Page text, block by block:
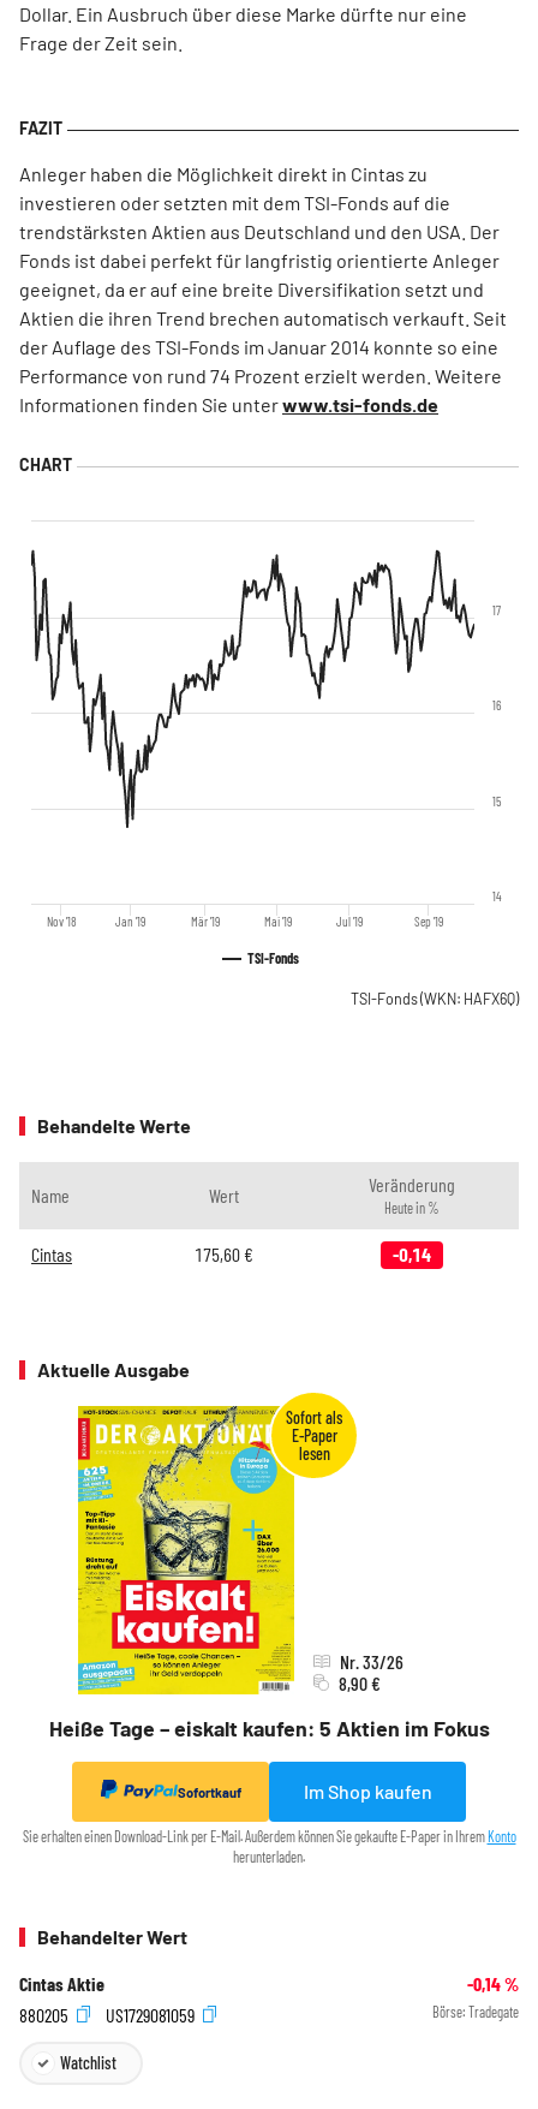
Dollar. Ein Ausbruch über diese Marke dürfte nur eine
Frage der Zeit sein.
Anleger haben die Möglichkeit direkt in Cintas zu
investieren oder setzten mit dem TSI-Fonds auf die
trendstärksten Aktien aus Deutschland und den USA. Der
Fonds ist dabei perfekt für langfristig orientierte Anleger
geeignet, da er auf eine breite Diversifikation setzt und
Aktien die ihren Trend brechen automatisch verkauft. Seit
der Auflage des TSI-Fonds im Januar 2014 konnte so eine
Performance von rund 74 Prozent erzielt werden. Weitere
Informationen finden Sie unterwww.tsi-fonds.de
TSI-Fonds
Nov '18 Jan '19 Mär '19 Mai '19 Jul '19 Sep '19
14
15
16
17
TSI-Fonds(WKN: HAFX6Q)
Behandelte Werte
Name Wert Veränderung
Heute in %
Cintas 175,60 € -0,14
Aktuelle Ausgabe
Heiße Tage – eiskalt kaufen: 5 Aktien im Fokus
Nr. 33/26
8,90 €
Sofortkauf Im Shop kaufen
Sie erhalten einen Download-Link per E-Mail. Außerdem können Sie gekaufte E-Paper in Ihrem Konto
herunterladen.
Behandelter Wert
Cintas Aktie -0,14%
880205
US1729081059 Börse: Tradegate
Watchlist